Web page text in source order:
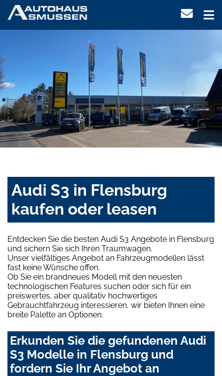
Audi S3 in Flensburg
kaufen oder leasen
Entdecken Sie die besten Audi S3 Angebote in Flensburg
und sichern Sie sich Ihren Traumwagen.
Unser vielfältiges Angebot an Fahrzeugmodellen lässt
fast keine Wünsche offen.
Ob Sie ein brandneues Modell mit den neuesten
technologischen Features suchen oder sich für ein
preiswertes, aber qualitativ hochwertiges
Gebrauchtfahrzeug interessieren, wir bieten Ihnen eine
breite Palette an Optionen.
Erkunden Sie die gefundenen Audi
S3 Modelle in Flensburg und
fordern Sie Ihr Angebot an